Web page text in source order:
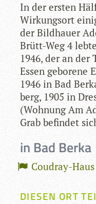
In der ers­ten
Wir­kungs­ort
der Bild­hauer
Brütt-Weg 4
1946, der an der
Essen gebo­rene
1946 in Bad
berg, 1905 in
(Woh­nung Am
Grab befin­det
in Bad Berka
Coudray-
DIESEN ORT